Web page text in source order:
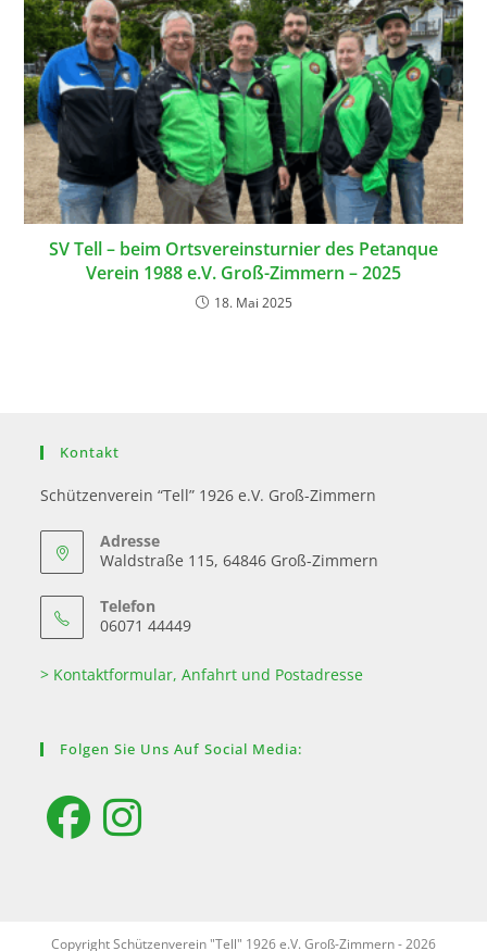
SV Tell – beim Ortsvereinsturnier des Petanque
Verein 1988 e.V. Groß-Zimmern – 2025
18. Mai 2025
Kontakt
Schützenverein “Tell” 1926 e.V. Groß-Zimmern
Adresse
Waldstraße 115, 64846 Groß-Zimmern
Telefon
06071 44449
> Kontaktformular, Anfahrt und Postadresse
Folgen Sie Uns Auf Social Media:
Copyright Schützenverein "Tell" 1926 e.V. Groß-Zimmern - 2026